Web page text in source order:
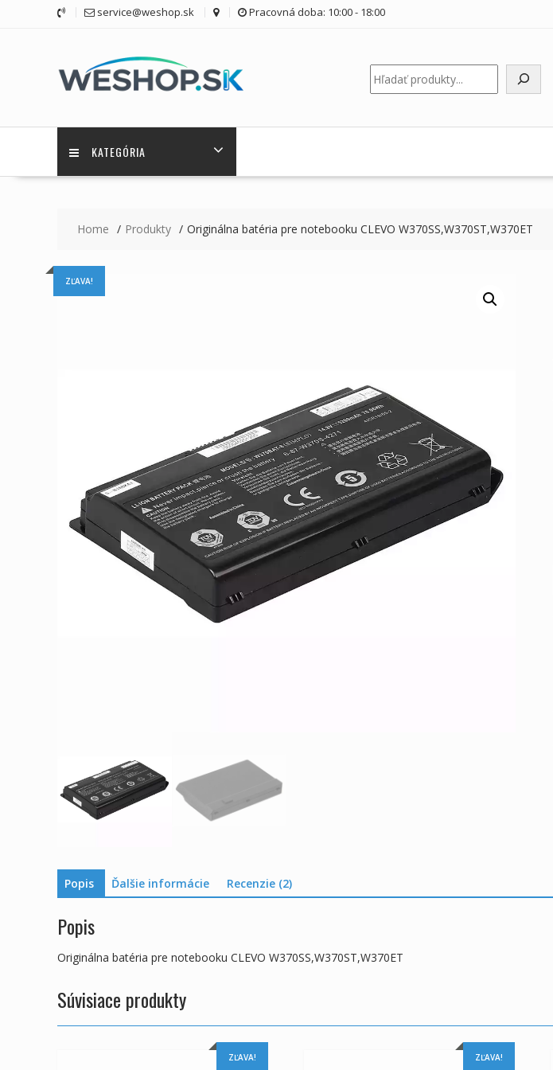
service@weshop.sk Pracovná doba: 10:00 - 18:00
Hľadať
KATEGÓRIA
Home Produkty Originálna batéria pre notebooku CLEVO W370SS,W370ST,W370ET
ZĽAVA!
Popis Ďalšie informácie Recenzie (2)
Popis
Originálna batéria pre notebooku CLEVO W370SS,W370ST,W370ET
Súvisiace produkty
ZĽAVA! ZĽAVA!